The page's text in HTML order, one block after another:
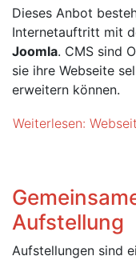
Dieses Anbot
Internetauftritt mit
Joomla. CMS sind
sie ihre Webseite
erweitern können.
Weiterlesen:
Aufstellung
Aufstellungen sind